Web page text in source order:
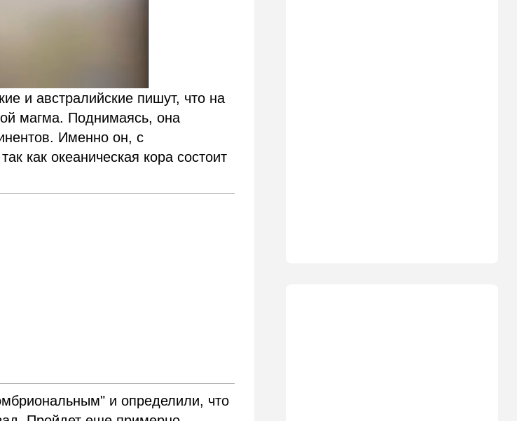
и австралийские пишут, что на
магма. Поднимаясь, она
Именно он, с
как океаническая кора состоит
и определили, что